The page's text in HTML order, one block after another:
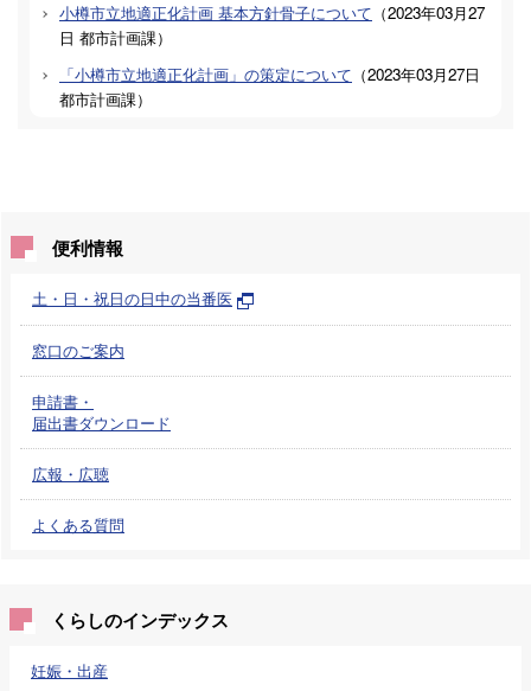
小樽市立地適正化計画 基本方針骨子について （2023年03月27
日 都市計画課）
「小樽市立地適正化計画」の策定について （2023年03月27日
都市計画課）
便利情報
土・日・祝日の日中の当番医
窓口のご案内
申請書・
届出書ダウンロード
広報・広聴
よくある質問
くらしのインデックス
妊娠・出産